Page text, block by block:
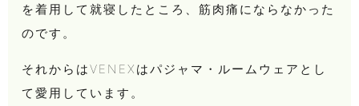
を着用して就寝したところ、筋肉痛にならなかった
のです。
それからはVENEXはパジャマ・ルームウェアとし
て愛用しています。